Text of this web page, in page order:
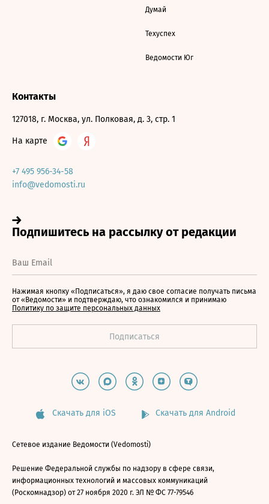
Думай
Техуспех
Ведомости Юг
Контакты
127018, г. Москва, ул. Полковая, д. 3, стр. 1
На карте
+7 495 956-34-58
info@vedomosti.ru
Нажимая кнопку «Подписаться», я даю свое согласие получать письма
от «Ведомости» и подтверждаю, что ознакомился и принимаю
Политику по защите персональных данных
Скачать для iOS Скачать для Android
Сетевое издание Ведомости (Vedomosti)
Решение Федеральной службы по надзору в сфере связи,
информационных технологий и массовых коммуникаций
(Роскомнадзор) от 27 ноября 2020 г. ЭЛ № ФС 77-79546